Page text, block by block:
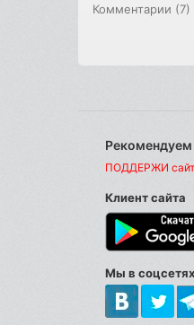
Комментарии (7)
Рекомендуем
ПОДДЕРЖИ сайт
Клиент сайта
Мы в соцсетях